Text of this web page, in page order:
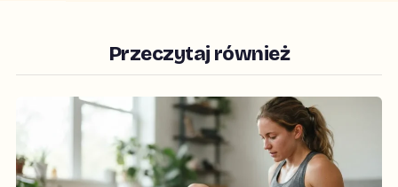
Przeczytaj również